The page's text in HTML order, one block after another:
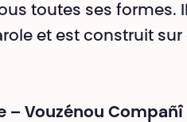
toutes ses formes.
et est construit
– Vouzénou Compañî